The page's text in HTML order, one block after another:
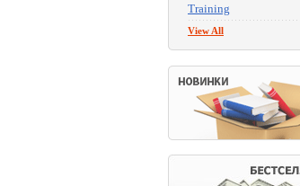
Training
View All